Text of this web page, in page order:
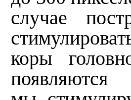
случае
коры